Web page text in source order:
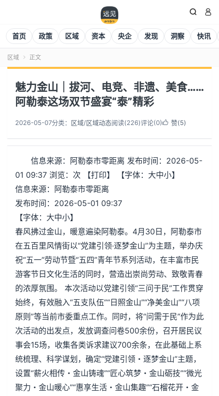
 
首页 政策 区域 资本 央企 发现 洞察 快讯
区域  正文
魅力金山｜拔河、电竞、非遗、美食……
阿勒泰这场双节盛宴“泰”精彩
2026-05-07分类： 区域/区域动态阅读(226)评论(0) 赞(5)
信息来源：阿勒泰市零距离 发布时间：2026-05-
01 09:37 浏览：次 【打印】 【字体：大中小】
信息来源：阿勒泰市零距离
发布时间：2026-05-01 09:37
【字体：大中小】
春风拂过金山，暖意遍染阿勒泰。4月30日，阿勒泰市
在五百里风情街以“党建引领·逐梦金山”为主题，举办庆
祝“五一”劳动节暨“五四”青年节系列活动，在丰富市民
游客节日文化生活的同时，营造出崇尚劳动、致敬青春
的浓厚氛围。 本次活动以党建引领“三问于民”工作贯穿
始终，有效融入“五支队伍”“日照金山”“净美金山”“八项
原则”等当前市委重点工作。同时，将“问需于民”作为此
次活动的出发点，发放调查问卷500余份，召开居民议
事会15场，收集各类诉求建议700余条，在此基础上系
统梳理、科学谋划，确定“党建引领・逐梦金山”主题，
设置“薪火相传・金山铸魂”“匠心筑梦・金山砺技”“微光
聚力・金山暖心”“惠享生活・金山集趣”“石榴花开・金